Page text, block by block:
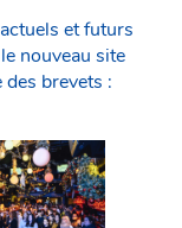
et futurs
nouveau site
brevets :